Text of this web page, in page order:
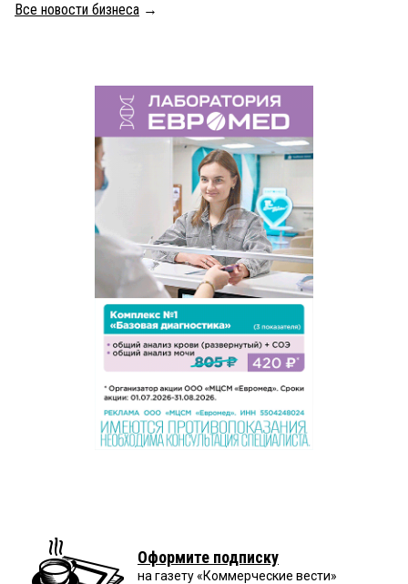
Все новости бизнеса →
Оформите подписку
на газету «Коммерческие вести»